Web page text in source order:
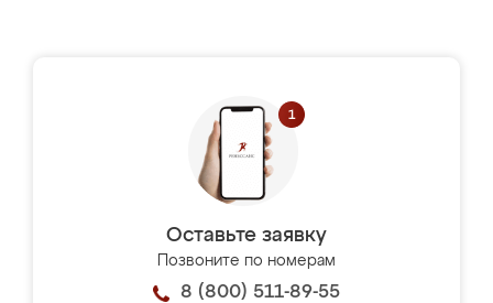
Оставьте заявку
Позвоните по номерам
8 (800) 511-89-55